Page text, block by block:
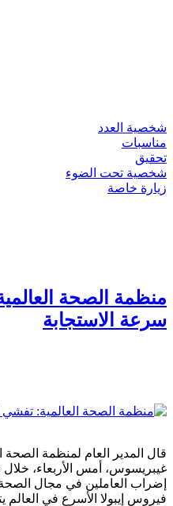
شخصية العدد
مناسبات
تحقيق
شخصية تحت الضوء
زيارة خاصة
منظمة الصحة
سرعة الاستجابة
قال المدير العام لمنظمة الصحة
غيبريسوس، أمس الأربعاء، خلال
إضراب العاملين في مجال
فيروس إيبولا الأسرع في العالم